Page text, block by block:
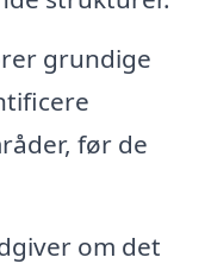
grundige
før de
om det